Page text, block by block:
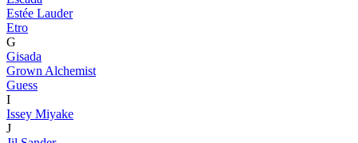
Estée Lauder
Etro
G
Gisada
Grown Alchemist
Guess
I
Issey Miyake
J